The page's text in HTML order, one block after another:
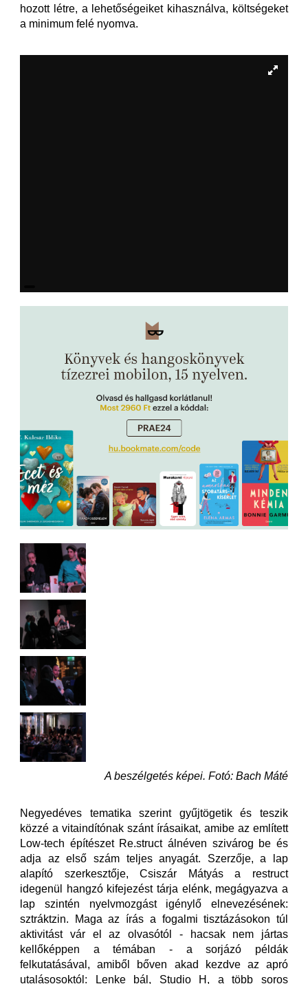
hozott létre, a lehetőségeiket kihasználva, költségeket
a minimum felé nyomva.
A beszélgetés képei. Fotó: Bach Máté
Negyedéves tematika szerint gyűjtögetik és teszik
közzé a vitaindítónak szánt írásaikat, amibe az említett
Low-tech építészet Re.struct álnéven szivárog be és
adja az első szám teljes anyagát. Szerzője, a lap
alapító szerkesztője, Csiszár Mátyás a restruct
idegenül hangzó kifejezést tárja elénk, megágyazva a
lap szintén nyelvmozgást igénylő elnevezésének:
sztráktzin. Maga az írás a fogalmi tisztázásokon túl
aktivitást vár el az olvasótól - hacsak nem jártas
kellőképpen a témában - a sorjázó példák
felkutatásával, amiből bőven akad kezdve az apró
utalásosoktól: Lenke bál, Studio H, a több soros